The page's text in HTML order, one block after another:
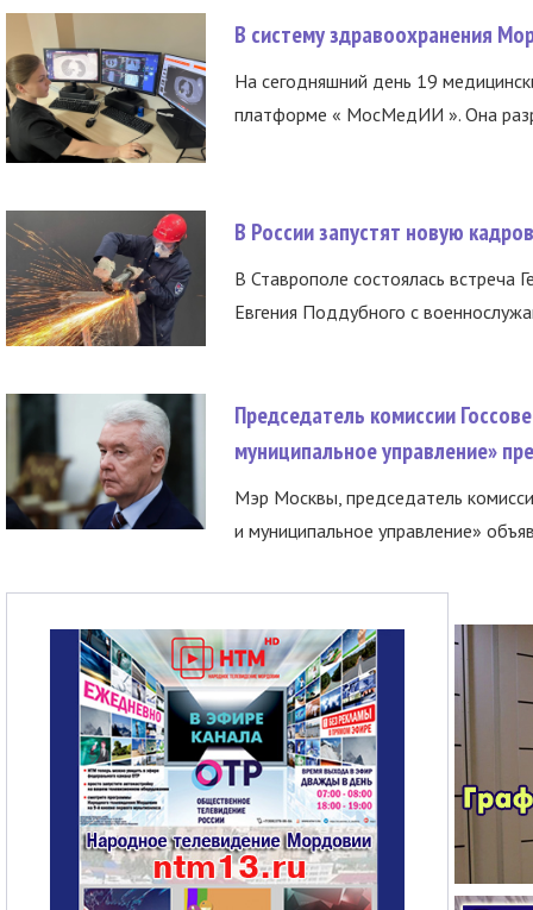
В систему здравоохранения
На сегодняшний день 19
платформе « МосМедИИ ». Она
В России запустят новую
В Ставрополе состоялась встреча
Евгения Поддубного с
Председатель комиссии
муниципальное управление»
Мэр Москвы, председатель
и муниципальное управление»